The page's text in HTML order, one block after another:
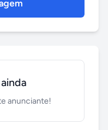
anunciante!